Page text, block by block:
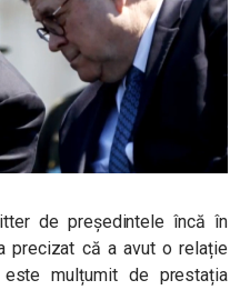
de președintele încă în
precizat că a avut o relație
mulțumit de prestația